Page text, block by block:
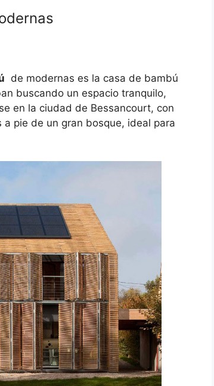
de modernas es la casa de bambú
buscando un espacio tranquilo,
en la ciudad de Bessancourt, con
pie de un gran bosque, ideal para